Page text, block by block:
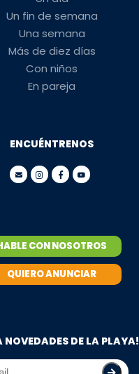
Un fin de semana
Una semana
Más de diez días
Con niños
En pareja
ENCUÉNTRENOS
CON NOSOTROS
QUIERO ANUNCIAR
NOVEDADES DE LA PLAYA!